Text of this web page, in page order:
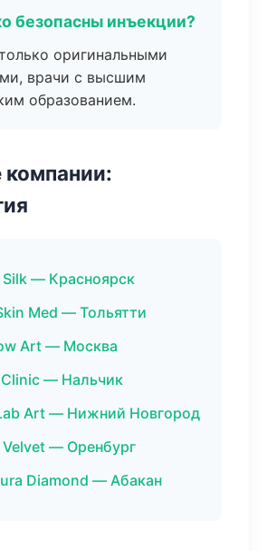
безопасны инъекции?
оригинальными
врачи с высшим
образованием.
— Красноярск
Med — Тольятти
Art — Москва
— Нальчик
Art — Нижний Новгород
— Оренбург
Diamond — Абакан